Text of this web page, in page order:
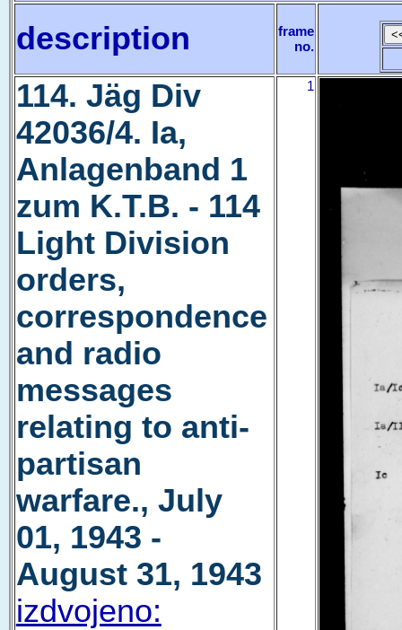
description
frame
no.
114. Jäg Div
42036/4. Ia,
Anlagenband 1
zum K.T.B. - 114
Light Division
orders,
correspondence
and radio
messages
relating to anti-
partisan
warfare., July
01, 1943 -
August 31, 1943
izdvojeno:
1